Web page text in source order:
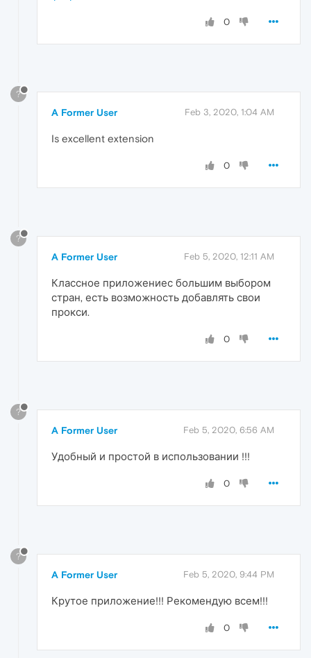
0
?
A Former User Feb 3, 2020, 1:04 AM
Is excellent extension
0
?
A Former User Feb 5, 2020, 12:11 AM
Классное приложениес большим выбором
стран, есть возможность добавлять свои
прокси.
0
?
A Former User Feb 5, 2020, 6:56 AM
Удобный и простой в использовании !!!
0
?
A Former User Feb 5, 2020, 9:44 PM
Крутое приложение!!! Рекомендую всем!!!
0